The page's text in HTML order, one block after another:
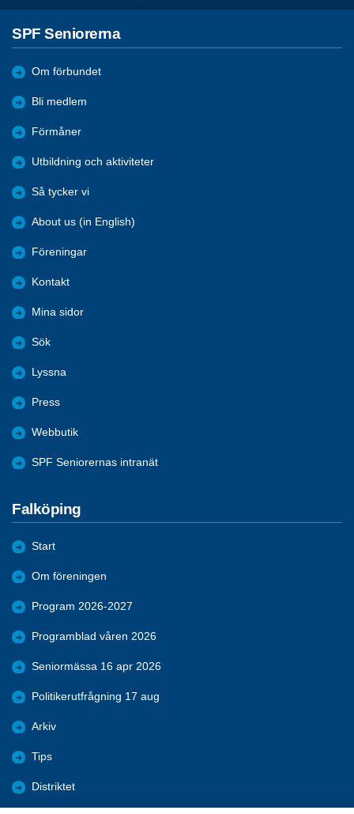
SPF Seniorerna
Om förbundet
Bli medlem
Förmåner
Utbildning och aktiviteter
Så tycker vi
About us (in English)
Föreningar
Kontakt
Mina sidor
Sök
Lyssna
Press
Webbutik
SPF Seniorernas intranät
Falköping
Start
Om föreningen
Program 2026-2027
Programblad våren 2026
Seniormässa 16 apr 2026
Politikerutfrågning 17 aug
Arkiv
Tips
Distriktet